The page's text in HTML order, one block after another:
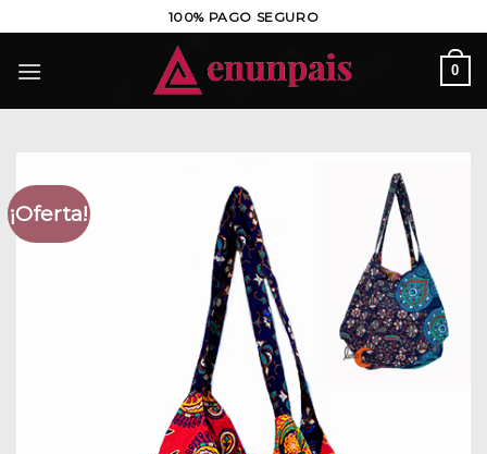
al
contenido
100% PAGO SEGURO
0
¡Oferta!